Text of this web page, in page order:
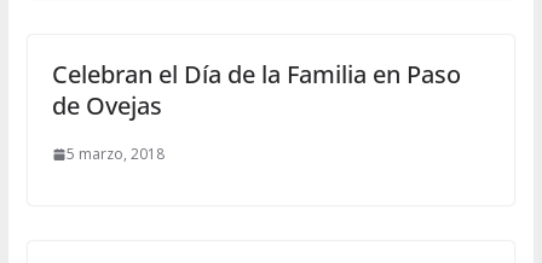
Celebran el Día de la Familia en Paso
de Ovejas
5 marzo, 2018